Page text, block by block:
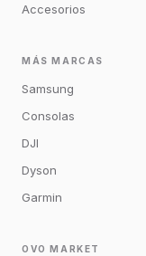
Accesorios
MÁS MARCAS
Samsung
Consolas
DJI
Dyson
Garmin
OVO MARKET